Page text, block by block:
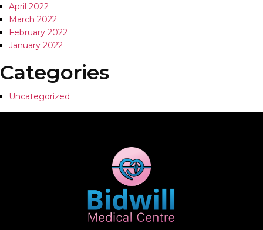
April 2022
March 2022
February 2022
January 2022
Categories
Uncategorized